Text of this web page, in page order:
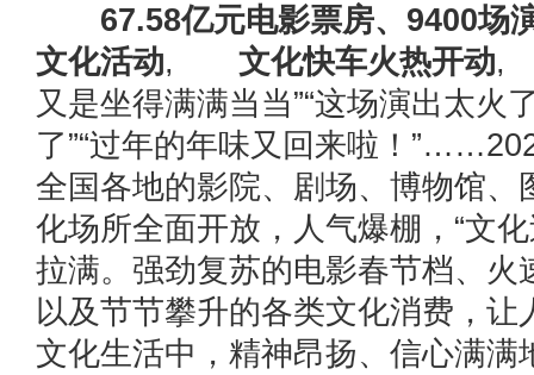
67.58亿元电影票房、9400场
文化活动, 文化快车火热开动,
又是坐得满满当当”“这场演出太火
了”“过年的年味又回来啦！
全国各地的影院、剧场、博物馆、
化场所全面开放，人气爆棚，“文
拉满。强劲复苏的电影春节档、火
以及节节攀升的各类文化消费，让
文化生活中，精神昂扬、信心满满